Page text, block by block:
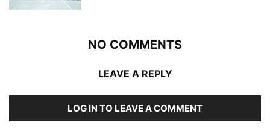
NO COMMENTS
LEAVE A REPLY
LOG IN TO LEAVE A COMMENT